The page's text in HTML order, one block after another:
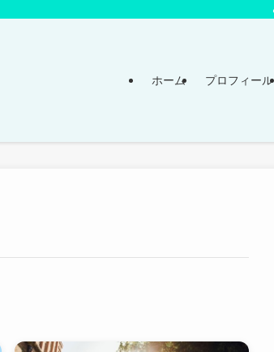
ホーム プロフィール